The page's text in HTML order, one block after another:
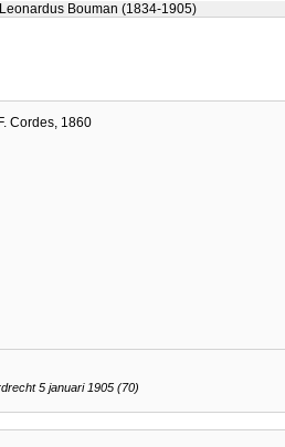
Bouman (1834-1905)
Cordes, 1860
5 januari 1905 (70)